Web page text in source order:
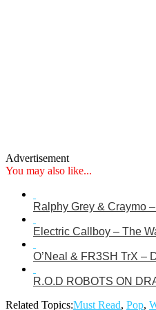
Advertisement
You may also like...
Ralphy Grey & Craymo
Electric Callboy – The
O’Neal & FR3SH TrX –
R.O.D ROBOTS ON
Related Topics:Must Read, Pop,